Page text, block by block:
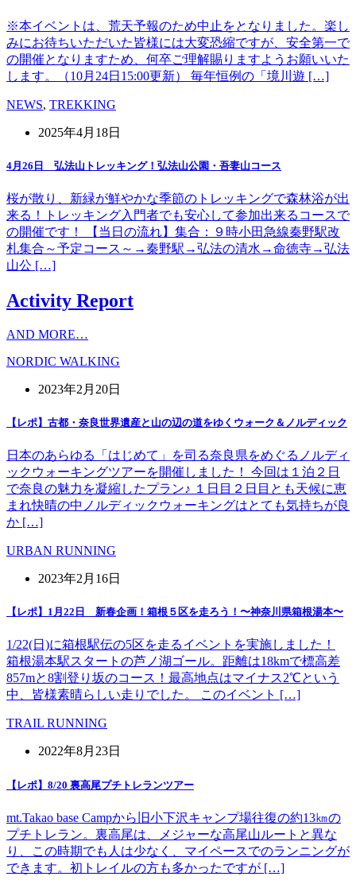
※本イベントは、荒天予報のため中止をとなりました。楽し
みにお待ちいただいた皆様には大変恐縮ですが、安全第一で
の開催となりますため、何卒ご理解賜りますようお願いいた
します。（10月24日15:00更新） 毎年恒例の「境川遊 […]
NEWS, TREKKING
2025年4月18日
4月26日 弘法山トレッキング！弘法山公園・吾妻山コース
桜が散り、新緑が鮮やかな季節のトレッキングで森林浴が出
来る！トレッキング入門者でも安心して参加出来るコースで
の開催です！ 【当日の流れ】集合：９時小田急線秦野駅改
札集合～予定コース～→秦野駅→弘法の清水→命徳寺→弘法
山公 […]
Activity Report
AND MORE…
NORDIC WALKING
2023年2月20日
【レポ】古都・奈良世界遺産と山の辺の道をゆくウォーク＆ノルディック
日本のあらゆる「はじめて」を司る奈良県をめぐるノルディ
ックウォーキングツアーを開催しました！ 今回は１泊２日
で奈良の魅力を凝縮したプラン♪ １日目２日目とも天候に恵
まれ快晴の中ノルディックウォーキングはとても気持ちが良
か […]
URBAN RUNNING
2023年2月16日
【レポ】1月22日 新春企画！箱根５区を走ろう！〜神奈川県箱根湯本〜
1/22(日)に箱根駅伝の5区を走るイベントを実施しました！
箱根湯本駅スタートの芦ノ湖ゴール。距離は18kmで標高差
857mと8割登り坂のコース！最高地点はマイナス2℃という
中、皆様素晴らしい走りでした。 このイベント […]
TRAIL RUNNING
2022年8月23日
【レポ】8/20 裏高尾プチトレランツアー
mt.Takao base Campから旧小下沢キャンプ場往復の約13㎞の
プチトレラン。裏高尾は、メジャーな高尾山ルートと異な
り、この時期でも人は少なく、マイペースでのランニングが
できます。初トレイルの方も多かったですが […]